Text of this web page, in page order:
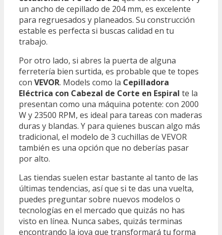
un ancho de cepillado de 204 mm, es excelente
para regruesados y planeados. Su construcción
estable es perfecta si buscas calidad en tu
trabajo.
Por otro lado, si abres la puerta de alguna
ferretería bien surtida, es probable que te topes
con VEVOR. Models como la Cepilladora
Eléctrica con Cabezal de Corte en Espiral te la
presentan como una máquina potente: con 2000
W y 23500 RPM, es ideal para tareas con maderas
duras y blandas. Y para quienes buscan algo más
tradicional, el modelo de 3 cuchillas de VEVOR
también es una opción que no deberías pasar
por alto.
Las tiendas suelen estar bastante al tanto de las
últimas tendencias, así que si te das una vuelta,
puedes preguntar sobre nuevos modelos o
tecnologías en el mercado que quizás no has
visto en línea. Nunca sabes, quizás terminas
encontrando la joya que transformará tu forma